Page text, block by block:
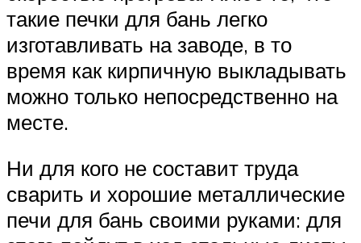
такие печки для бань легко
изготавливать на заводе, в то
время как кирпичную выкладывать
можно только непосредственно на
месте.
Ни для кого не составит труда
сварить и хорошие металлические
печи для бань своими руками: для